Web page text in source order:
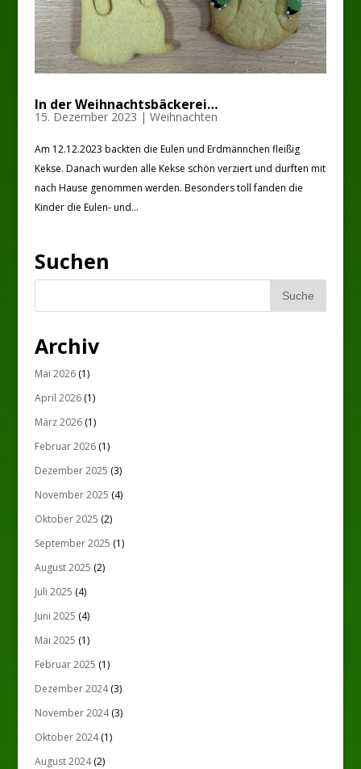
In der Weihnachtsbäckerei…
15. Dezember 2023 | Weihnachten
Am 12.12.2023 backten die Eulen und Erdmännchen fleißig
Kekse. Danach wurden alle Kekse schön verziert und durften mit
nach Hause genommen werden. Besonders toll fanden die
Kinder die Eulen- und...
Suchen
Archiv
Mai 2026(1)
April 2026(1)
März 2026(1)
Februar 2026(1)
Dezember 2025 (3)
November 2025 (4)
Oktober 2025 (2)
September 2025 (1)
August 2025 (2)
Juli 2025 (4)
Juni 2025 (4)
Mai 2025 (1)
Februar 2025 (1)
Dezember 2024(3)
November 2024(3)
Oktober 2024(1)
August 2024(2)